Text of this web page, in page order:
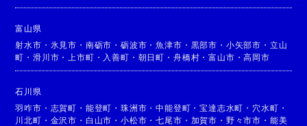
富山県
射水市 ・ 氷見市 ・ 南砺市 ・砺波市 ・魚津市 ・ 黒部市 ・ 小矢部市 ・ 立山
町 ・滑川市 ・ 上市町 ・ 入善町 ・ 朝日町 ・ 舟橋村 ・富山市 ・高岡市
石川県
羽咋市 ・ 志賀町 ・ 能登町 ・珠洲市 ・中能登町 ・宝達志水町 ・ 穴水町 ・
川北町 ・ 金沢市 ・ 白山市 ・小松市 ・七尾市 ・ 加賀市 ・ 野々市市 ・ 能美